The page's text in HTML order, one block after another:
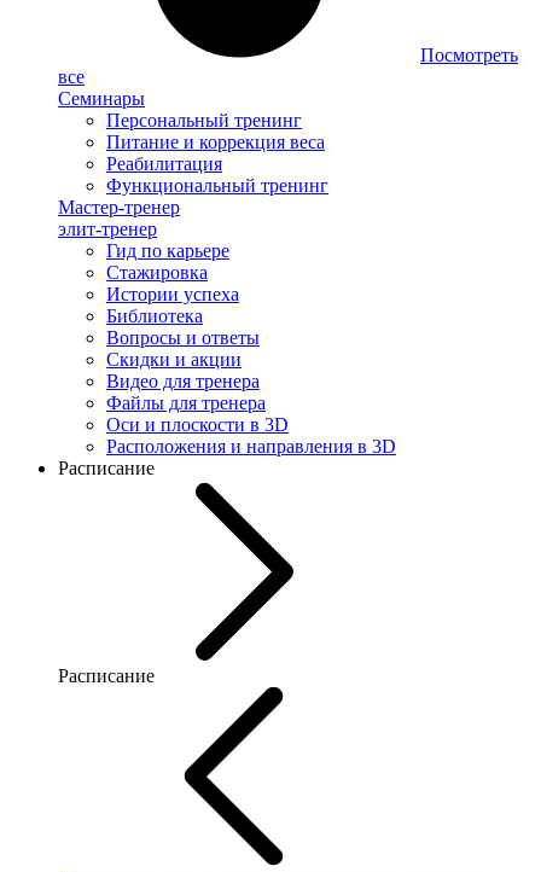
Посмотреть
все
Семинары
Персональный тренинг
Питание и коррекция веса
Реабилитация
Функциональный тренинг
Мастер-тренер
элит-тренер
Гид по карьере
Стажировка
Истории успеха
Библиотека
Вопросы и ответы
Скидки и акции
Видео для тренера
Файлы для тренера
Оси и плоскости в 3D
Расположения и направления в 3D
Расписание
Расписание